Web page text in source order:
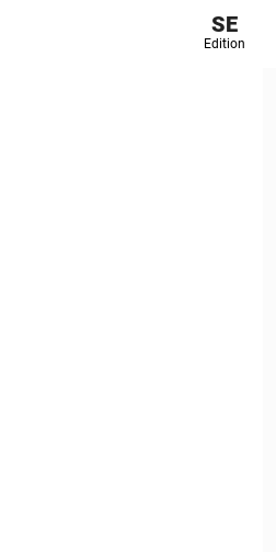
SE
Edition